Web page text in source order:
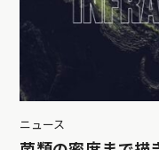
ニュース